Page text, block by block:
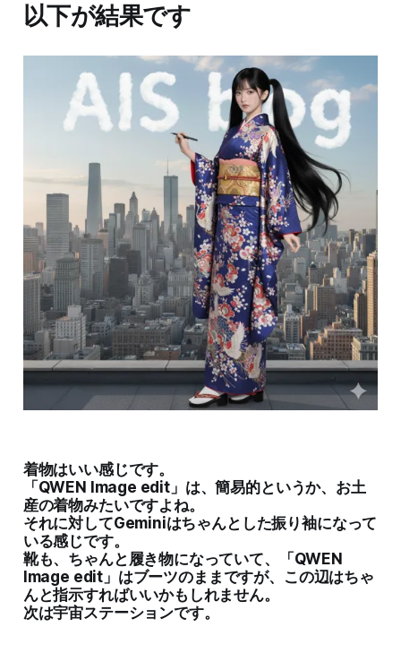
以下が結果です
着物はいい感じです。
「QWEN Image edit」は、簡易的というか、お土
産の着物みたいですよね。
それに対してGeminiはちゃんとした振り袖になって
いる感じです。
靴も、ちゃんと履き物になっていて、「QWEN
Image edit」はブーツのままですが、この辺はちゃ
んと指示すればいいかもしれません。
次は宇宙ステーションです。